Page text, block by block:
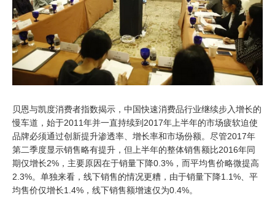
贝恩与凯度消费者指数揭示，中国快速消费品行业继续步入增长的
慢车道，始于2011年并一直持续到2017年上半年的市场疲软迫使
品牌必须通过创新提升渗透率、增长率和市场份额。尽管2017年
第二季度显示销售略有提升，但上半年的整体销售额比2016年同
期仅增长2%，主要原因在于销量下降0.3%，而平均售价略微提高
2.3%。单独来看，线下销售的情况更糟，由于销量下降1.1%、平
均售价仅增长1.4%，线下销售额增速仅为0.4%。